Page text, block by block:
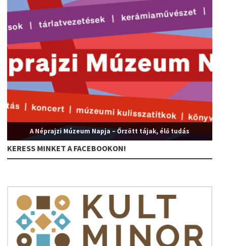
A Néprajzi Múzeum Napja – Őrzött tájak, élő tudás
KERESS MINKET A FACEBOOKON!